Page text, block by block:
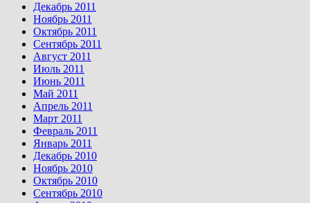
Декабрь 2011
Ноябрь 2011
Октябрь 2011
Сентябрь 2011
Август 2011
Июль 2011
Июнь 2011
Май 2011
Апрель 2011
Март 2011
Февраль 2011
Январь 2011
Декабрь 2010
Ноябрь 2010
Октябрь 2010
Сентябрь 2010